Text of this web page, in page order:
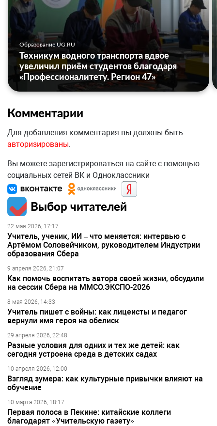
Образование UG.RU
Техникум водного транспорта вдвое
увеличил приём студентов благодаря
«Профессионалитету. Регион 47»
Комментарии
Для добавления комментария вы должны быть
авторизированы.
Вы можете зарегистрироваться на сайте с помощью
социальных сетей ВК и Одноклассники
Выбор читателей
22 мая 2026, 17:17
Учитель, ученик, ИИ – что меняется: интервью с
Артёмом Соловейчиком, руководителем Индустрии
образования Сбера
9 апреля 2026, 21:07
Как помочь воспитать автора своей жизни, обсудили
на сессии Сбера на ММСО.ЭКСПО-2026
8 мая 2026, 14:33
Учитель пишет с войны: как лицеисты и педагог
вернули имя героя на обелиск
29 апреля 2026, 22:48
Разные условия для одних и тех же детей: как
сегодня устроена среда в детских садах
10 апреля 2026, 12:00
Взгляд зумера: как культурные привычки влияют на
обучение
10 марта 2026, 18:17
Первая полоса в Пекине: китайские коллеги
благодарят «Учительскую газету»